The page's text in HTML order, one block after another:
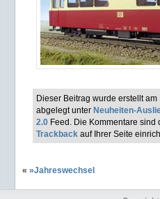
Dieser Beitrag wurde erstellt
abgelegt unter Neuheiten-
2.0 Feed. Die Kommentare
Trackback auf Ihrer Seite
« »Jahreswechsel